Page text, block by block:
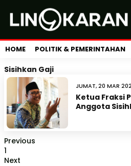
HOME POLITIK & PEMERINTAHAN
Sisihkan Gaji
JUMAT, 20 MAR
Ketua Fraksi
Anggota
Previous
1
Next